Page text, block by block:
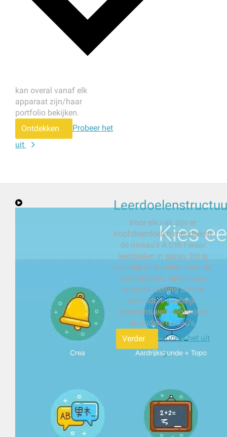
kan overal vanaf elk
apparaat zijn/haar
portfolio bekijken.
Ontdekken
Probeer het
uit
Voor elk vak zijn er
hoofdleerdoelen met daarin
de niveau's A t/m I waar
leerdoelen in staan. Dit is
volledig in te vullen door de
leerkrachten. Het niveau
waar de leerling zich in
bevindt is duidelijk
geaccentueerd tegenover
de andere niveau's.
Verder
Probeer het uit